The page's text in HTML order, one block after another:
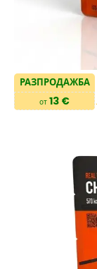
РАЗПРОДАЖБА
от 13 €